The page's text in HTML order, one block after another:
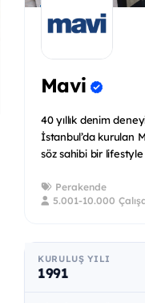
Mavi
40 yıllık denim
İstanbul’da kurulan
söz sahibi bir lifestyle
Perakende
5.001-10.000
KURULUŞ YILI
1991